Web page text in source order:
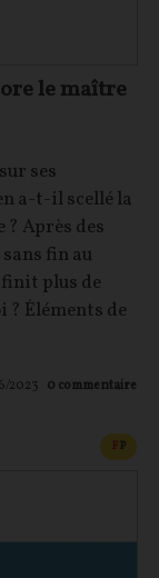
le maître
ses
a-t-il scellé la
Après des
fin au
plus de
? Éléments de
2023 0 commentaire
FP